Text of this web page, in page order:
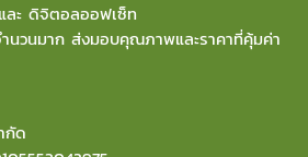
ละ ดิจิตอลออฟเซ็ท
ำนวนมาก ส่งมอบคุณภาพและราคาที่คุ้มค่า
กัด